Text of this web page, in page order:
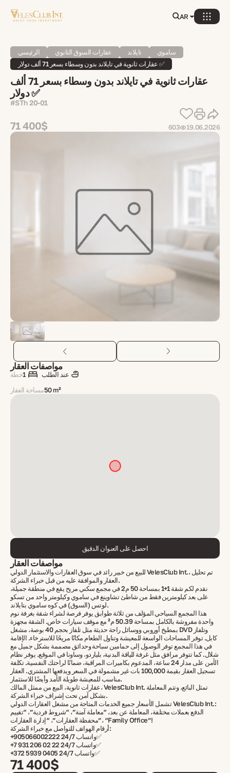
AR
الرئيسي عقارات السوق الثانوي تايلاند
ساموي
عقارات ثانوية في تايلاند بدون وسطاء بسعر 71 ألف دولار ✅
عقارات ثانوية في تايلاند بدون وسطاء بسعر 71 ألف
دولار ✅
#STh 20-01
71 400$ 603 19.06.2026
مواصفات العقار
خطة1
عند الطلب
مساحة العقار50 m²
احصل على العنوان الدقيق
مواصفات العقار
للبيع من خبير رائد في سوق العقارات والاستثمار الدولي VelesClub Int.، تم تحليل
العقار والموافقة عليه من قبل خبراء الشركة.
نقدم لكم شقة 1+1 بمساحة 50 م2 في مجمع سكني مريح يقع في منطقة جميلة،
على بعد كيلومترين فقط من شاطئ تشاوينغ في ساموي وكيلومتر واحد من تسكو
لوتس (السوق) في كوه ساموي بتايلاند.
هذا المجمع السياحي المؤلف من ثلاثة طوابق يوفر فرصة لشراء شقة بغرفة نوم
واحدة مفروشة بالكامل بمساحة 50.39 م² مع موقف سيارات خاص. الشقة مجهزة
بمطبخ أوروبي ووسائل راحة حديثة مثل تلفاز بحجم 40 بوصة، مشغل DVD وتلفاز
كابل. توفر المساحات الواسعة للمعيشة وتناول الطعام مكانًا مريحًا للاسترخاء. الإقامة
في هذا المجمع توفر الوصول إلى حمامين سباحة وحدائق مصممة بشكل جميل مع
شلال. كما تتوفر مرافق مثل غرفة للياقة البدنية، بلياردو، وساونا في الموقع. يوفر نظام
الأمن على مدار 24 ساعة، المدعوم بكاميرات المراقبة، ضمانًا لراحتك النفسية. تكلفة
تسجيل العقار بقيمة 100,000 بات غير مشمولة في السعر ويدفعها المشتري. العقار
مناسب للمعيشة طويلة الأمد وأيضًا للاستثمار.
عقارات ثانوية، البيع من ممثل المالك، VelesClub Int. تمثل البائع، وتتم المعاملة
بشكل آمن تحت إشراف خبراء الشركة.
تشمل الأسعار جميع الخدمات المتاحة من مشغل العقارات الدولي VelesClub Int.:
الدفع بعملات مختلفة، المعاملة عن بعد، “معاملة آمنة”، “شروط فردية”، “تقييم
محفظة العقارات”، “إدارة العقارات”، “Family Office”!
أرقام الهواتف للتواصل مع خبراء الشركة:
+905066002222 واتساب 24/7✅
+7 931 206 02 22 واتساب 24/7✅
+372 5939 0405 واتساب 24/7✅
71 400$